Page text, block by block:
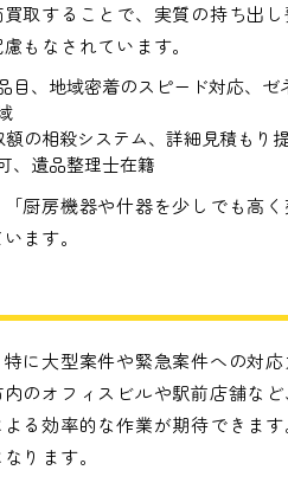
取することで、実質の持ち出
もなされています。
目、地域密着のスピード対応、
の相殺システム、詳細見積もり
、遺品整理士在籍
「厨房機器や什器を少しでも高
ます。
に大型案件や緊急案件への対
のオフィスビルや駅前店舗な
る効率的な作業が期待できま
ります。